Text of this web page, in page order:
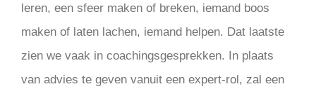
leren, een sfeer maken of breken, iemand boos
maken of laten lachen, iemand helpen. Dat laatste
zien we vaak in coachingsgesprekken. In plaats
van advies te geven vanuit een expert-rol, zal een